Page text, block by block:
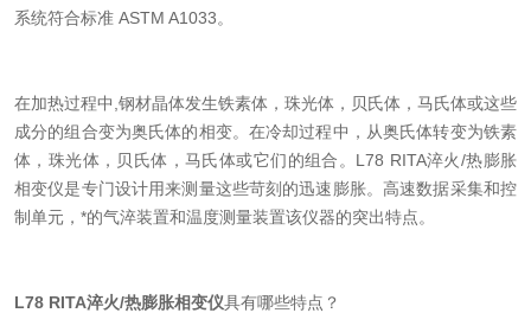
系统符合标准 ASTM A1033。
在加热过程中,钢材晶体发生铁素体，珠光体，贝氏体，马氏体或这些
成分的组合变为奥氏体的相变。在冷却过程中，从奥氏体转变为铁素
体，珠光体，贝氏体，马氏体或它们的组合。L78 RITA淬火/热膨胀
相变仪是专门设计用来测量这些苛刻的迅速膨胀。高速数据采集和控
制单元，*的气淬装置和温度测量装置该仪器的突出特点。
L78 RITA淬火/热膨胀相变仪具有哪些特点？